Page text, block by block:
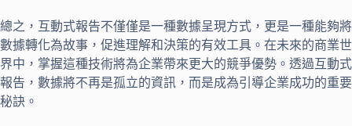
總之，互動式報告不僅僅是一種數據呈現方式，更是一種能夠將
數據轉化為故事，促進理解和決策的有效工具。在未來的商業世
界中，掌握這種技術將為企業帶來更大的競爭優勢。透過互動式
報告，數據將不再是孤立的資訊，而是成為引導企業成功的重要
秘訣。